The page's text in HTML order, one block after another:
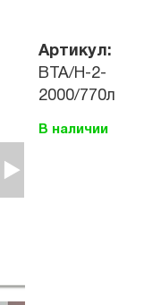
Артикул:
ВТА/Н-2-
2000/770л
В наличии